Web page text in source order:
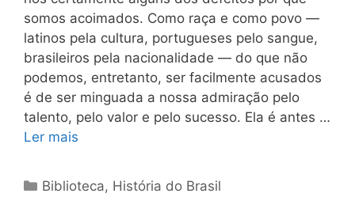
somos acoimados. Como raça e como povo —
latinos pela cultura, portugueses pelo sangue,
brasileiros pela nacionalidade — do que não
podemos, entretanto, ser facilmente acusados
é de ser minguada a nossa admiração pelo
talento, pelo valor e pelo sucesso. Ela é antes …
Ler mais
Categorias
Biblioteca, História do Brasil